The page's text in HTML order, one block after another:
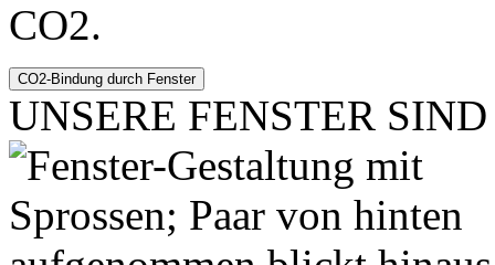
CO2.
UNSERE FENSTER